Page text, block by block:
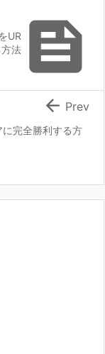

UR
法
に完全勝利する方
 Prev